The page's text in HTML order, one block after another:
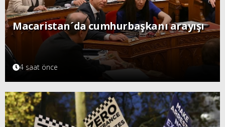
Macaristan´da cumhurbaşkanı arayışı
4 saat önce